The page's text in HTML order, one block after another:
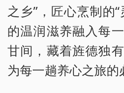
之乡”，匠心烹制的
的温润滋养融入每
甘间，藏着旌德独
为每一趟养心之旅的